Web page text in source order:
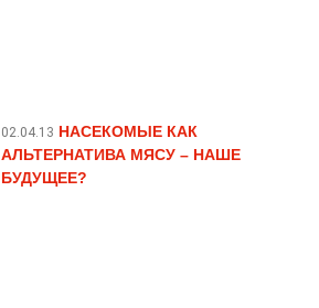
02.04.13 НАСЕКОМЫЕ КАК
АЛЬТЕРНАТИВА МЯСУ – НАШЕ
БУДУЩЕЕ?